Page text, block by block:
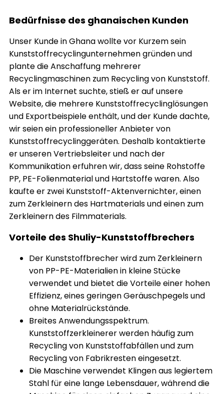
Bedürfnisse des ghanaischen Kunden
Unser Kunde in Ghana wollte vor Kurzem sein
Kunststoffrecyclingunternehmen gründen und
plante die Anschaffung mehrerer
Recyclingmaschinen zum Recycling von Kunststoff.
Als er im Internet suchte, stieß er auf unsere
Website, die mehrere Kunststoffrecyclinglösungen
und Exportbeispiele enthält, und der Kunde dachte,
wir seien ein professioneller Anbieter von
Kunststoffrecyclinggeräten. Deshalb kontaktierte
er unseren Vertriebsleiter und nach der
Kommunikation erfuhren wir, dass seine Rohstoffe
PP, PE-Folienmaterial und Hartstoffe waren. Also
kaufte er zwei Kunststoff-Aktenvernichter, einen
zum Zerkleinern des Hartmaterials und einen zum
Zerkleinern des Filmmaterials.
Vorteile des Shuliy-Kunststoffbrechers
Der Kunststoffbrecher wird zum Zerkleinern
von PP-PE-Materialien in kleine Stücke
verwendet und bietet die Vorteile einer hohen
Effizienz, eines geringen Geräuschpegels und
ohne Materialrückstände.
Breites Anwendungsspektrum.
Kunststoffzerkleinerer werden häufig zum
Recycling von Kunststoffabfällen und zum
Recycling von Fabrikresten eingesetzt.
Die Maschine verwendet Klingen aus legiertem
Stahl für eine lange Lebensdauer, während die